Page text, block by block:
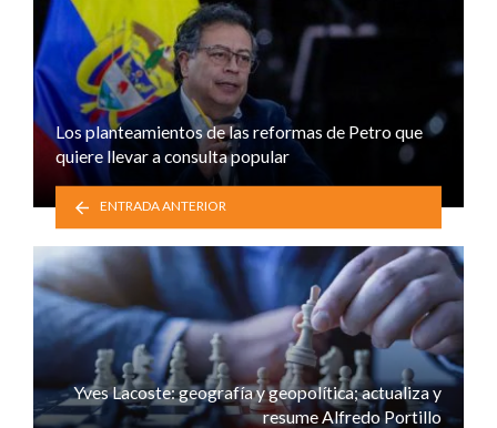
Los planteamientos de las reformas de Petro que
quiere llevar a consulta popular
ENTRADA ANTERIOR
Yves Lacoste: geografía y geopolítica; actualiza y
resume Alfredo Portillo